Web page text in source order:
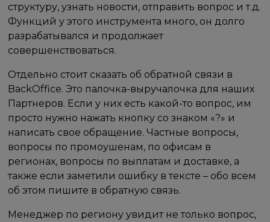
структуру, узнать новости, отправить вопрос и т.д.
Функций у этого инструмента много, он долго
разрабатывался и продолжает
совершенствоваться.
Отдельно стоит сказать об обратной связи в
BackOffice. Это палочка-выручалочка для наших
Партнеров. Если у них есть какой-то вопрос, им
просто нужно нажать кнопку со знаком «?» и
написать свое обращение. Частные вопросы,
вопросы по промоушенам, по офисам в
регионах, вопросы по выплатам и доставке, а
также если заметили ошибку в тексте – обо всем
об этом пишите в обратную связь.
Менеджер по региону увидит не только вопрос,